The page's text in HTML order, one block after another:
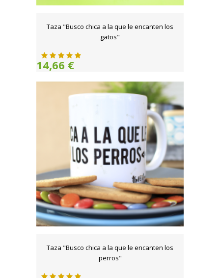
Taza "Busco chica a la que le encanten los
gatos"
14,66 €
Taza "Busco chica a la que le encanten los
perros"